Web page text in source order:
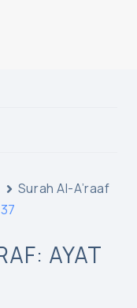
Surah Al-A’raaf
AYAT